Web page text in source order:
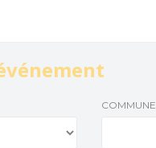
COMMUNE